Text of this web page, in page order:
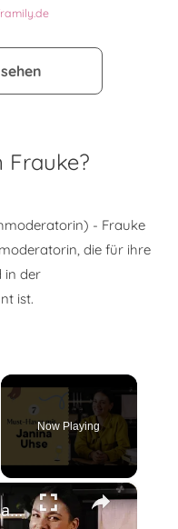
- Frauke
die für ihre
in der
ist.
Now Playing
×
7 Kitchen Must-Haves mit Janina Uhse von @JaninaandFood